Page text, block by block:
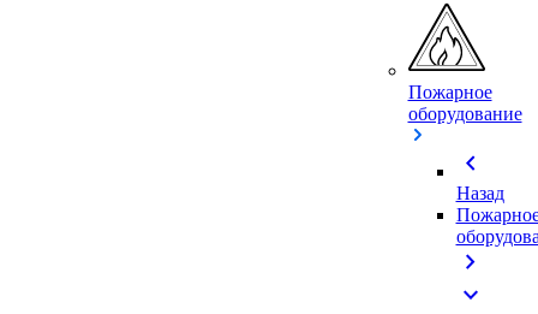
Пожарное
оборудование
chevron_left
Назад
chevron_right
expand_more